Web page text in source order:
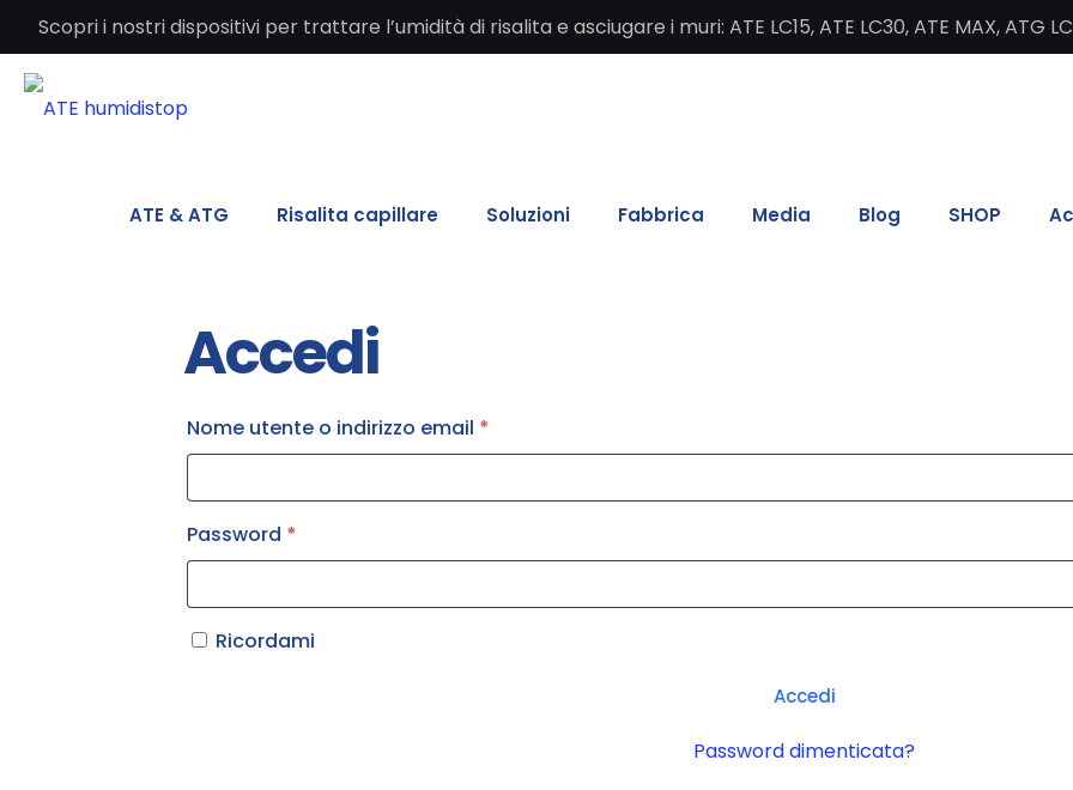
Scopri i nostri dispositivi per trattare l’umidità di risalita e asciugare i muri: ATE LC15, ATE LC30, ATE MAX, ATG
ATE & ATG Risalita capillare Soluzioni Fabbrica Media Blog SHOP
Accedi
Nome utente o indirizzo email *
Password *
Ricordami
Accedi
Password dimenticata?